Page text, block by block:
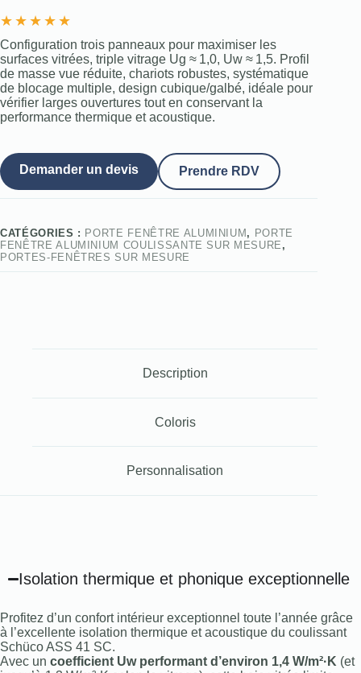
★ ★ ★ ★ ★
Configuration trois panneaux pour maximiser les
surfaces vitrées, triple vitrage Ug ≈ 1,0, Uw ≈ 1,5. Profil
de masse vue réduite, chariots robustes, systématique
de blocage multiple, design cubique/galbé, idéale pour
vérifier larges ouvertures tout en conservant la
performance thermique et acoustique.
Demander un devis Prendre RDV
CATÉGORIES : PORTE FENÊTRE ALUMINIUM , PORTE
FENÊTRE ALUMINIUM COULISSANTE SUR MESURE ,
PORTES-FENÊTRES SUR MESURE
Description
Coloris
Personnalisation
Isolation thermique et phonique exceptionnelle
Profitez d’un confort intérieur exceptionnel toute l’année grâce
à l’excellente isolation thermique et acoustique du coulissant
Schüco ASS 41 SC.
Avec un coefficient Uw performant d’environ 1,4 W/m²·K (et